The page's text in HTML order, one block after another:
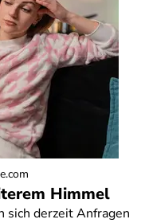
Himmel
sich derzeit Anfragen